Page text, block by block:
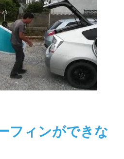
フィンができな